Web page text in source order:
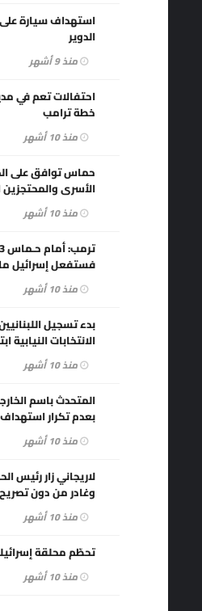
استهداف سيارة
الدوير
احتفالات تعم في
خطة ترامب
حماس توافق على
الأسرى والمحتجزين
فستفعل إسرائيل
بدء تسجيل
تشرين الثاني 2025
المتحدث باسم
بعدم تكرار
لاريجاني زار رئيس
وغادر من دون تصريح
تحطّم محلقة